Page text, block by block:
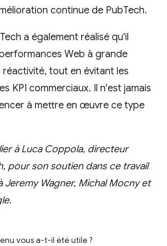
continue de PubTech.
a également réalisé qu'il
Web à grande
réactivité, tout en évitant les
KPI commerciaux. Il n'est jamais
à mettre en œuvre ce type
à Luca Coppola, directeur
pour son soutien dans ce travail
Jeremy Wagner, Michal Mocny et
vous a-t-il été utile ?